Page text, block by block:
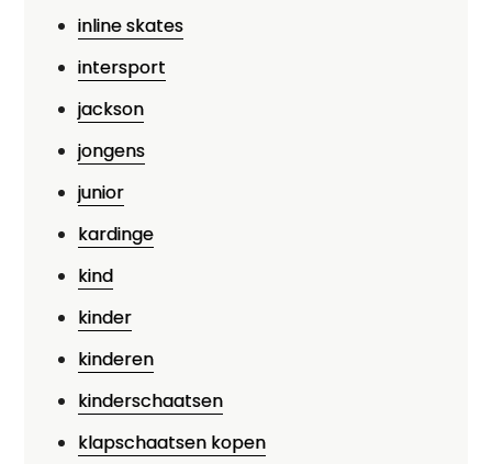
inline skates
intersport
jackson
jongens
junior
kardinge
kind
kinder
kinderen
kinderschaatsen
klapschaatsen kopen